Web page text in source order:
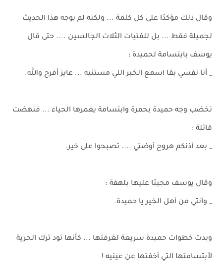
وقال ذلك مؤكدًا على كل كلمة ... ولكنه لم يوجه هذا الحديث
لجميلة فقط ... بل للفتيات الثلاث الجالسين .... حتى قال
يوسف بابتسامة لحميدة :
_ أنا نفسي بقا اسمع الخبر اللي مستنيه ... عايز أفرح والله.
تخضب وجه حميدة بحمرة وابتسامة يغمرها الحياء ... فنهضت
قائلة :
_ بعد أذنكم هروح أوضتي .... تصبحوا على خير.
وقال يوسف مجيبًا عليها بلهفة :
_ وأنتي من أهل الخير يا حميدة.
وبدت خطوات حميدة سريعة لغرفتها ... كأنها تود ترك الحرية
لأبتسامتها التي أخفتها عن عينيه !